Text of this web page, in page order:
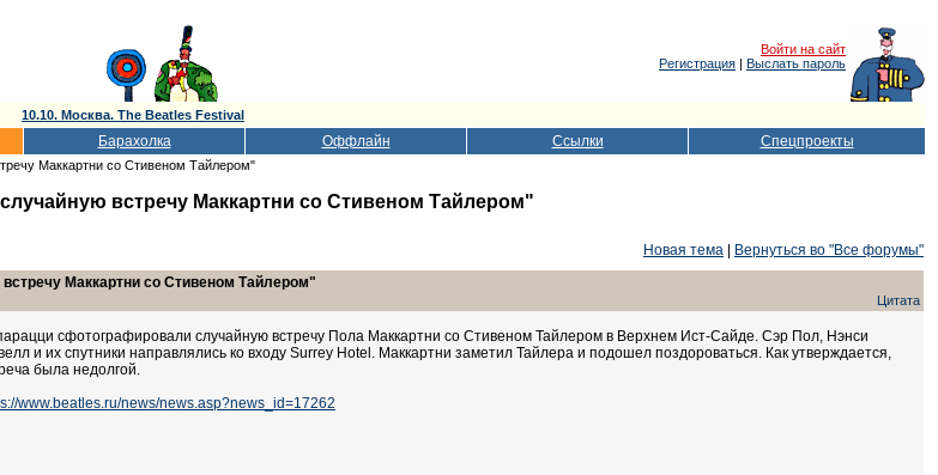
Войти на сайт
Регистрация | Выслать пароль
10.10. Москва. The Beatles Festival
Барахолка Оффлайн Ссылки Спецпроекты
Маккартни со Стивеном Тайлером"
встречу Маккартни со Стивеном Тайлером"
Новая тема
Вернуться во "Все форумы"
Маккартни со Стивеном Тайлером"
Цитата
сфотографировали случайную встречу Пола Маккартни со Стивеном Тайлером в Верхнем Ист-Сайде. Сэр Пол, Нэнси
и их спутники направлялись ко входу Surrey Hotel. Маккартни заметил Тайлера и подошел поздороваться. Как утверждается,
была недолгой.
www.beatles.ru/news/news.asp?news_id=17262